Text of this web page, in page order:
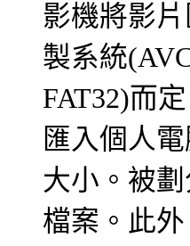
影機將影
製系統
FAT32)而
匯入個人
大小。被
檔案。此